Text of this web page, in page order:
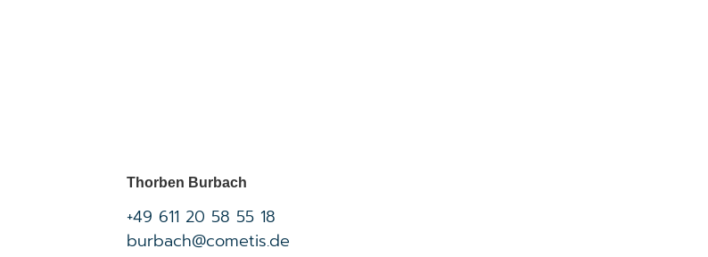
Thorben Burbach
+49 611 20 58 55 18
burbach@cometis.de